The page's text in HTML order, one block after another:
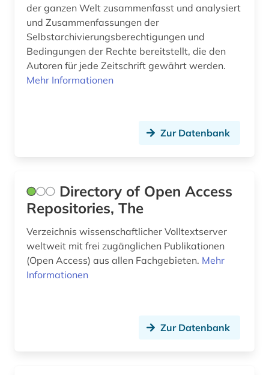
geisteswissenschaften (5)
gender studies (2)
geographie (1)
großbritannien (1)
hochschulschrift (1)
hochschulwesen (1)
informatik (4)
internationale wirtschaftspolitik (3)
der ganzen Welt zusammenfasst und analysiert
und Zusammenfassungen der
Selbstarchivierungsberechtigungen und
Bedingungen der Rechte bereitstellt, die den
Autoren für jede Zeitschrift gewährt werden.
Mehr Informationen
Zur Datenbank
Directory of Open Access
Repositories, The
Verzeichnis wissenschaftlicher Volltextserver
weltweit mit frei zugänglichen Publikationen
(Open Access) aus allen Fachgebieten. Mehr
Informationen
Zur Datenbank